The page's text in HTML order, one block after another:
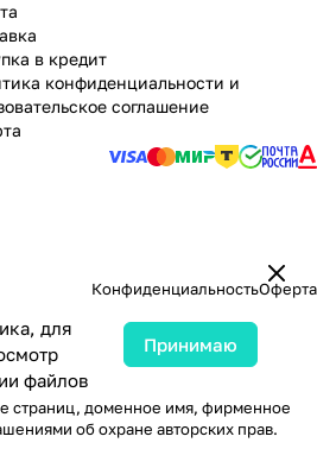
в кредит
конфиденциальности и
соглашение
КонфиденциальностьОферта
страниц, доменное имя, фирменное
об охране авторских прав.
для
файлов
Принимаю